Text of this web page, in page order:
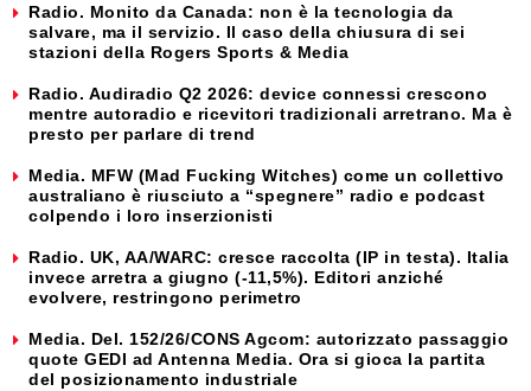
Radio. Monito da Canada: non è la tecnologia da
salvare, ma il servizio. Il caso della chiusura di sei
stazioni della Rogers Sports & Media
Radio. Audiradio Q2 2026: device connessi crescono
mentre autoradio e ricevitori tradizionali arretrano. Ma è
presto per parlare di trend
Media. MFW (Mad Fucking Witches) come un collettivo
australiano è riusciuto a “spegnere” radio e podcast
colpendo i loro inserzionisti
Radio. UK, AA/WARC: cresce raccolta (IP in testa). Italia
invece arretra a giugno (-11,5%). Editori anziché
evolvere, restringono perimetro
Media. Del. 152/26/CONS Agcom: autorizzato passaggio
quote GEDI ad Antenna Media. Ora si gioca la partita
del posizionamento industriale